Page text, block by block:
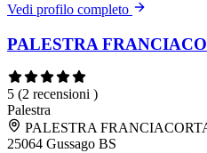
Vedi profilo completo
PALESTRA
5 (2 recensioni )
Palestra
PALESTRA
25064 Gussago BS